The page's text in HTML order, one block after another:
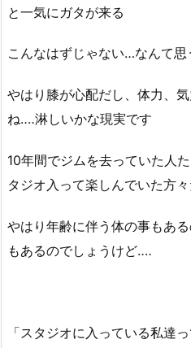
と一気にガタが来る
こんなはずじゃない…なんて思
やはり膝が心配だし、体力、
ね‥‥淋しいかな現実です
10年間でジムを去っていた人
タジオ入って楽しんでいた方
やはり年齢に伴う体の事もあ
もあるのでしょうけど‥‥
「スタジオに入っている私達